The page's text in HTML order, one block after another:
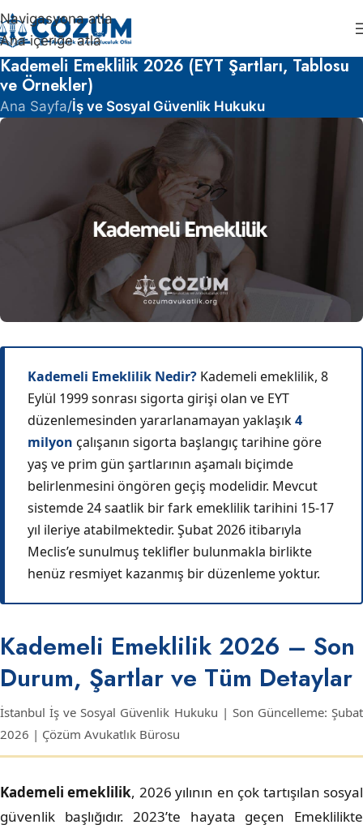
Navigasyona atla
Ana içeriğe atla
Kademeli Emeklilik 2026 (EYT Şartları, Tablosu
ve Örnekler)
Ana Sayfa/İş ve Sosyal Güvenlik Hukuku
Kademeli Emeklilik Nedir? Kademeli emeklilik, 8
Eylül 1999 sonrası sigorta girişi olan ve EYT
düzenlemesinden yararlanamayan yaklaşık4
milyon çalışanın sigorta başlangıç tarihine göre
yaş ve prim gün şartlarının aşamalı biçimde
belirlenmesini öngören geçiş modelidir. Mevcut
sistemde 24 saatlik bir fark emeklilik tarihini 15-17
yıl ileriye atabilmektedir. Şubat 2026 itibarıyla
Meclis’e sunulmuş teklifler bulunmakla birlikte
henüz resmiyet kazanmış bir düzenleme yoktur.
Kademeli Emeklilik 2026 – Son
Durum, Şartlar ve Tüm Detaylar
İstanbul İş ve Sosyal Güvenlik Hukuku | Son Güncelleme: Şubat
2026 | Çözüm Avukatlık Bürosu
Kademeli emeklilik, 2026 yılının en çok tartışılan sosyal
güvenlik başlığıdır. 2023’te hayata geçen Emeklilikte